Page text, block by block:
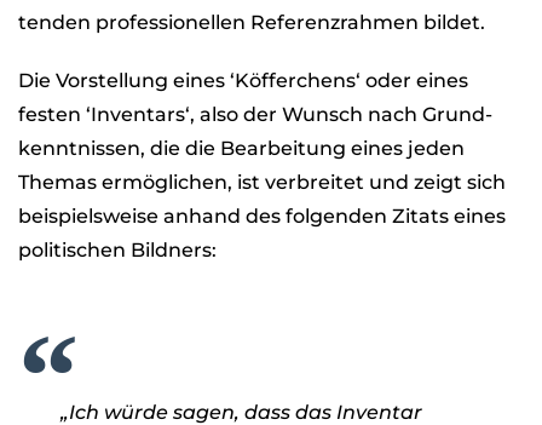
ten­den pro­fes­sio­nel­len Refe­renz­rah­men bil­det.
Die Vor­stel­lung eines ‘Köf­fer­chens‘ oder eines
fes­ten ‘Inven­tars‘, also der Wunsch nach Grund­
kennt­nis­sen, die die Bear­bei­tung eines jeden
The­mas ermög­li­chen, ist ver­brei­tet und zeigt sich
bei­spiels­weise anhand des fol­gen­den Zitats eines
poli­ti­schen Bild­ners:
„Ich würde sagen, dass das Inven­tar